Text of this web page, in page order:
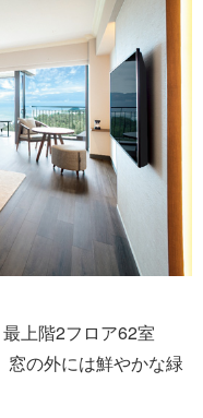
上階2フロア62室
窓の外には鮮やかな緑